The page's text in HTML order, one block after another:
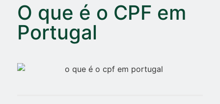
O que é o CPF em
Portugal